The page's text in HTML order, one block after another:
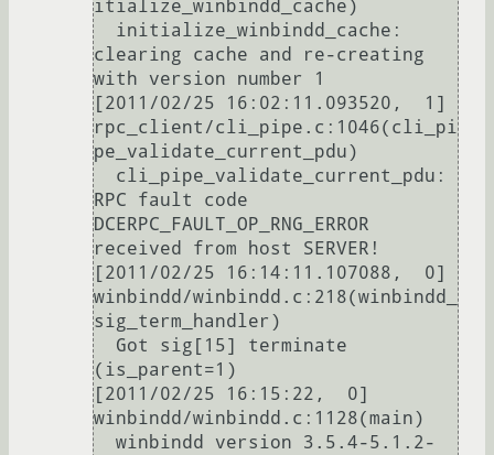
itialize_winbindd_cache)
clearing cache and re-creating
with version number 1
[2011/02/25 16:02:11.093520,  1]
rpc_client/cli_pipe.c:1046(cli_pi
pe_validate_current_pdu)
RPC fault code
DCERPC_FAULT_OP_RNG_ERROR
received from host SERVER!
[2011/02/25 16:14:11.107088,  0]
winbindd/winbindd.c:218(winbindd_
sig_term_handler)
(is_parent=1)
[2011/02/25 16:15:22,  0]
winbindd/winbindd.c:1128(main)